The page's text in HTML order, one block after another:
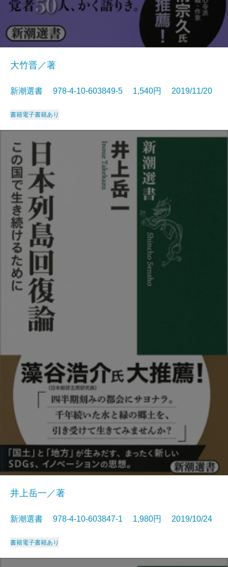
大竹晋／著
新潮選書 978-4-10-603849-5 1,540円 2019/11/20
書籍電子書籍あり
井上岳一／著
新潮選書 978-4-10-603847-1 1,980円 2019/10/24
書籍電子書籍あり